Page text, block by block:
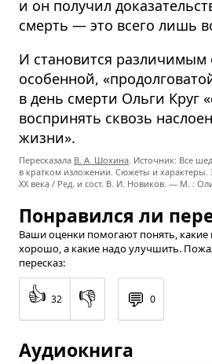
и он получил
смерть — это всего лишь
И становится различимым
особенной,
в день смерти Ольги Круг
воспринять сквозь
жизни».
Пересказала В. А. Шохина. Источник: Все
в кратком изложении. Сюжеты и характеры.
XX века / Ред. и сост. В. И. Новиков. — М. :
Понравился ли
Ваши оценки помогают понять, какие
хорошо, а какие надо улучшить.
пересказ:
👍 32 👎 💬 0
Аудиокнига